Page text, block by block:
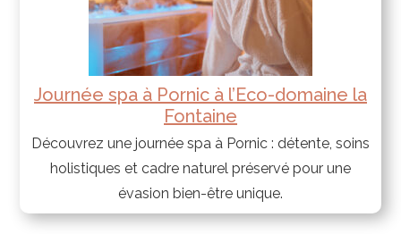
Journée spa à Pornic à l’Eco-domaine la
Fontaine
Découvrez une journée spa à Pornic : détente, soins
holistiques et cadre naturel préservé pour une
évasion bien-être unique.